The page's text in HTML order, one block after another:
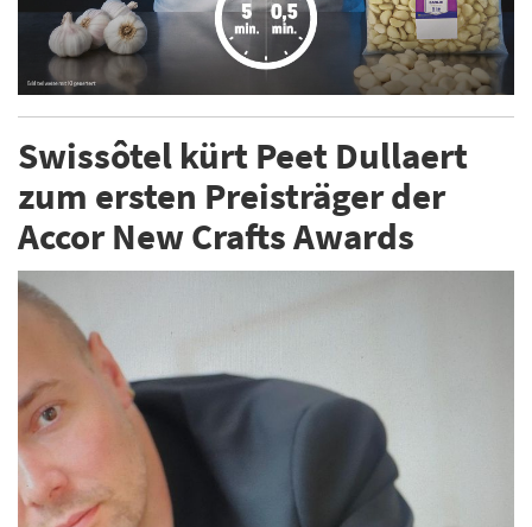
Swissôtel kürt Peet Dullaert
zum ersten Preisträger der
Accor New Crafts Awards